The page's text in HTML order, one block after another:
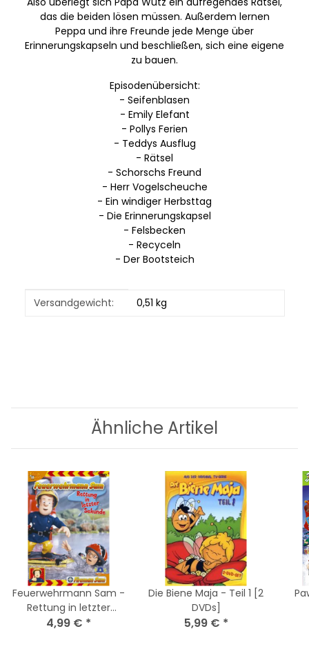
das die beiden lösen müssen. Außerdem lernen
Peppa und ihre Freunde jede Menge über
Erinnerungskapseln und beschließen, sich eine eigene
zu bauen.
Episodenübersicht:
- Seifenblasen
- Emily Elefant
- Pollys Ferien
- Teddys Ausflug
- Rätsel
- Schorschs Freund
- Herr Vogelscheuche
- Ein windiger Herbsttag
- Die Erinnerungskapsel
- Felsbecken
- Recyceln
- Der Bootsteich
Produkteigenschaft
Wert
Versandgewicht: 0,51 kg
Ähnliche Artikel
Feuerwehrmann Sam -
Rettung in letzter
Sekunde / DVD - Guter
4,99 € *
Die Biene Maja - Teil 1 [2
DVDs]
5,99 € *